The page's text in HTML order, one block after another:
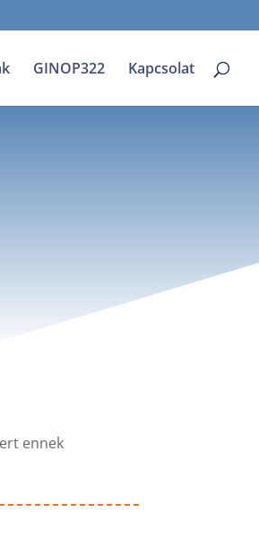
GINOP322 Kapcsolat
ennek